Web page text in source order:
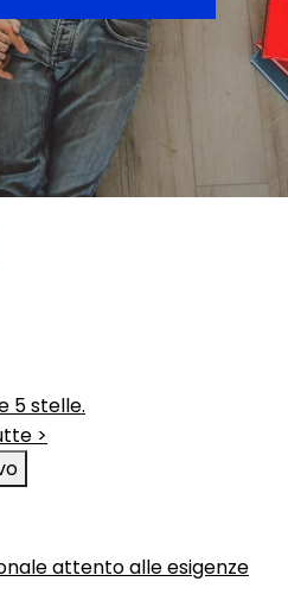
5 stelle.
>
attento alle esigenze